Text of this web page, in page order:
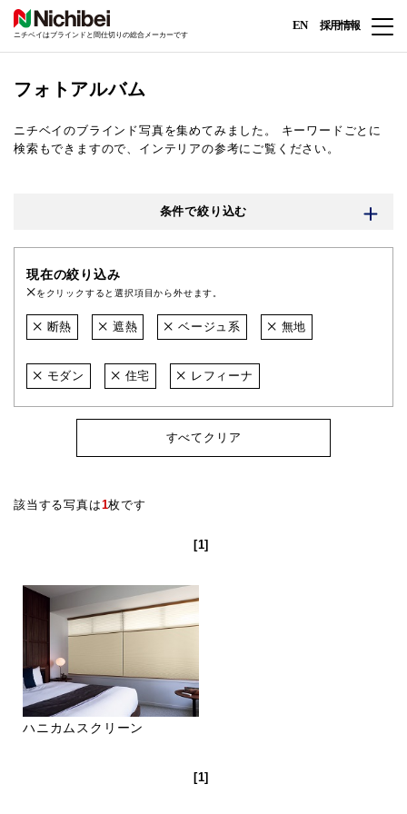
ニチベイはブラインドと間仕切りの総合メーカーです
EN 採用情報
フォトアルバム
ニチベイのブラインド写真を集めてみました。
キーワードごとに
検索もできますので、インテリアの参考にご覧ください。
条件で絞り込む
現在の絞り込み
をクリックすると選択項目から外せます。
断熱 遮熱 ベージュ系 無地
モダン 住宅 レフィーナ
すべてクリア
該当する写真は1枚です
[1]
ハニカムスクリーン
[1]